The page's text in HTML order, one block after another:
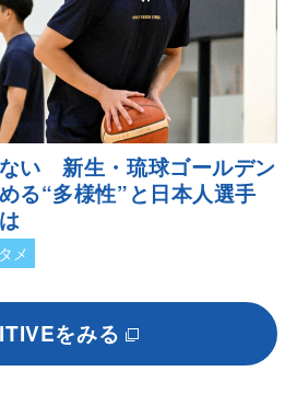
ない 新生・琉球ゴールデン
る“多様性”と日本人選手
メ
をみる